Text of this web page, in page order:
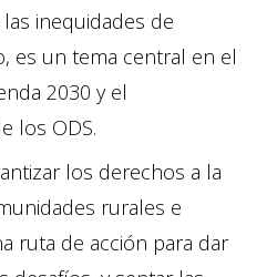
inequidades de
es un tema central en el
2030 y el
los ODS.
los derechos a la
rurales e
ruta de acción para dar